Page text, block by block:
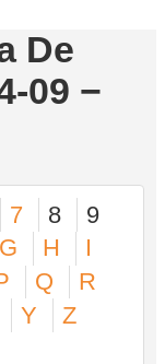
De
09 −
7 8
9
G H
I
Q
R
Y
Z